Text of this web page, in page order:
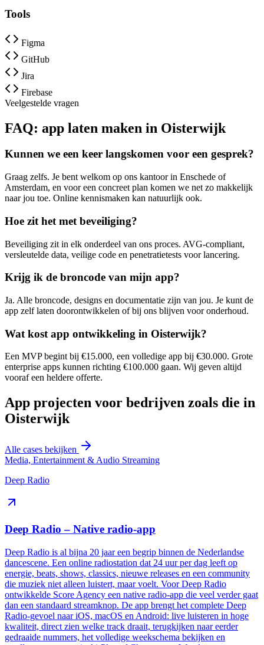
Tools
Figma
GitHub
Jira
Firebase
Veelgestelde vragen
FAQ: app laten maken in Oisterwijk
Kunnen we een keer langskomen voor een gesprek?
Graag zelfs. Je bent welkom op ons kantoor in Enschede of
Amsterdam, en voor een concreet plan komen we net zo makkelijk
naar jou toe. Online kennismaken kan natuurlijk ook.
Hoe zit het met beveiliging?
Beveiliging zit in elk onderdeel van ons proces. AVG-compliant,
versleutelde data, veilige code en penetratietests voor lancering.
Krijg ik de broncode van mijn app?
Ja. Alle broncode, designs en documentatie zijn van jou. Je kunt de
app zelf laten doorontwikkelen of bij ons blijven voor onderhoud.
Wat kost app ontwikkeling in Oisterwijk?
Een MVP begint bij €15.000, een volledige app bij €30.000. Grote
enterprise apps kunnen richting €100.000 gaan. Wij geven altijd
vooraf een heldere offerte.
App projecten voor bedrijven zoals die in
Oisterwijk
Alle cases bekijken
Media, Entertainment & Audio Streaming
Deep Radio
Deep Radio – Native radio-app
Deep Radio is al bijna 20 jaar een begrip binnen de Nederlandse
dancescene. Een online radiostation dat 24 uur per dag leeft op
energie, beats, shows, classics, nieuwe releases en een community
die muziek niet alleen luistert, maar voelt. Voor Deep Radio
ontwikkelde Score Agency een native radio-app die veel verder gaat
dan een standaard streamknop. De app brengt het complete Deep
Radio-gevoel naar iOS, macOS en Android: live luisteren in hoge
kwaliteit, direct zien welke track draait, terugkijken naar eerder
gedraaide nummers, het volledige weekschema bekijken en